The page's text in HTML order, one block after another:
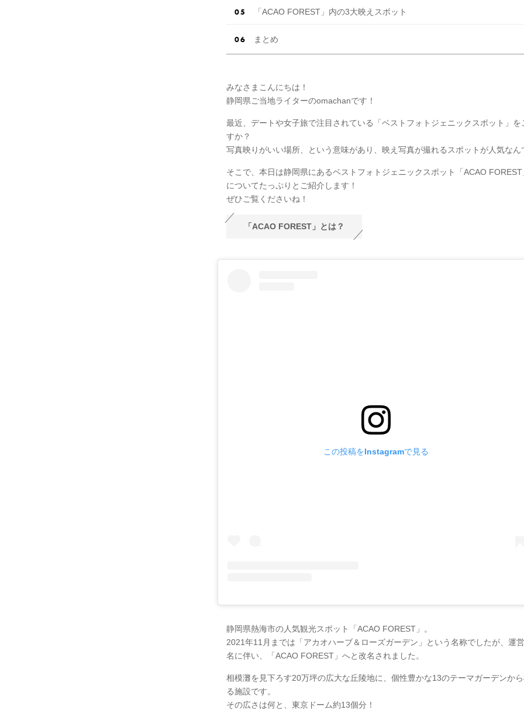
「ACAO FOREST」内の3大映えスポット
まとめ
みなさまこんにちは！
静岡県ご当地ライターのomachanです！
最近、デートや女子旅で注目されている「ベストフォトジェニックスポット」を
すか？
写真映りがいい場所、という意味があり、映え写真が撮れるスポットが人気な
そこで、本日は静岡県にあるベストフォトジェニックスポット「ACAO FOREST
についてたっぷりとご紹介します！
ぜひご覧くださいね！
「ACAO FOREST」とは？
この投稿をInstagramで見る
静岡県熱海市の人気観光スポット「ACAO FOREST」。
2021年11月までは「アカオハーブ＆ローズガーデン」という名称でしたが、運
名に伴い、「ACAO FOREST」へと改名されました。
相模灘を見下ろす20万坪の広大な丘陵地に、個性豊かな13のテーマガーデンか
る施設です。
その広さは何と、東京ドーム約13個分！